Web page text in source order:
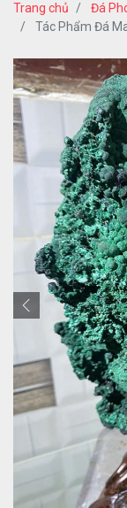
Trang chủ Đá
Tác Phẩm Đá